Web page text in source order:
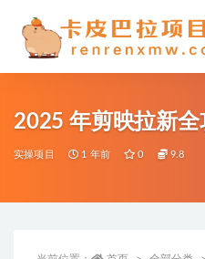
2025 年剪映拉新
实操项目 1 年前 0 9.8